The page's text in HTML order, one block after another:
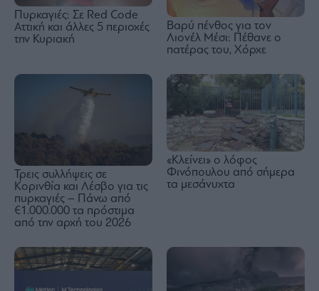
Πυρκαγιές: Σε Red Code
Αττική και άλλες 5 περιοχές
την Κυριακή
Βαρύ πένθος για τον
Λιονέλ Μέσι: Πέθανε ο
πατέρας του, Χόρχε
Τρεις συλλήψεις σε
Κορινθία και Λέσβο για τις
πυρκαγιές – Πάνω από
€1.000.000 τα πρόστιμα
από την αρχή του 2026
«Κλείνει» ο λόφος
Φινόπουλου από σήμερα
τα μεσάνυχτα